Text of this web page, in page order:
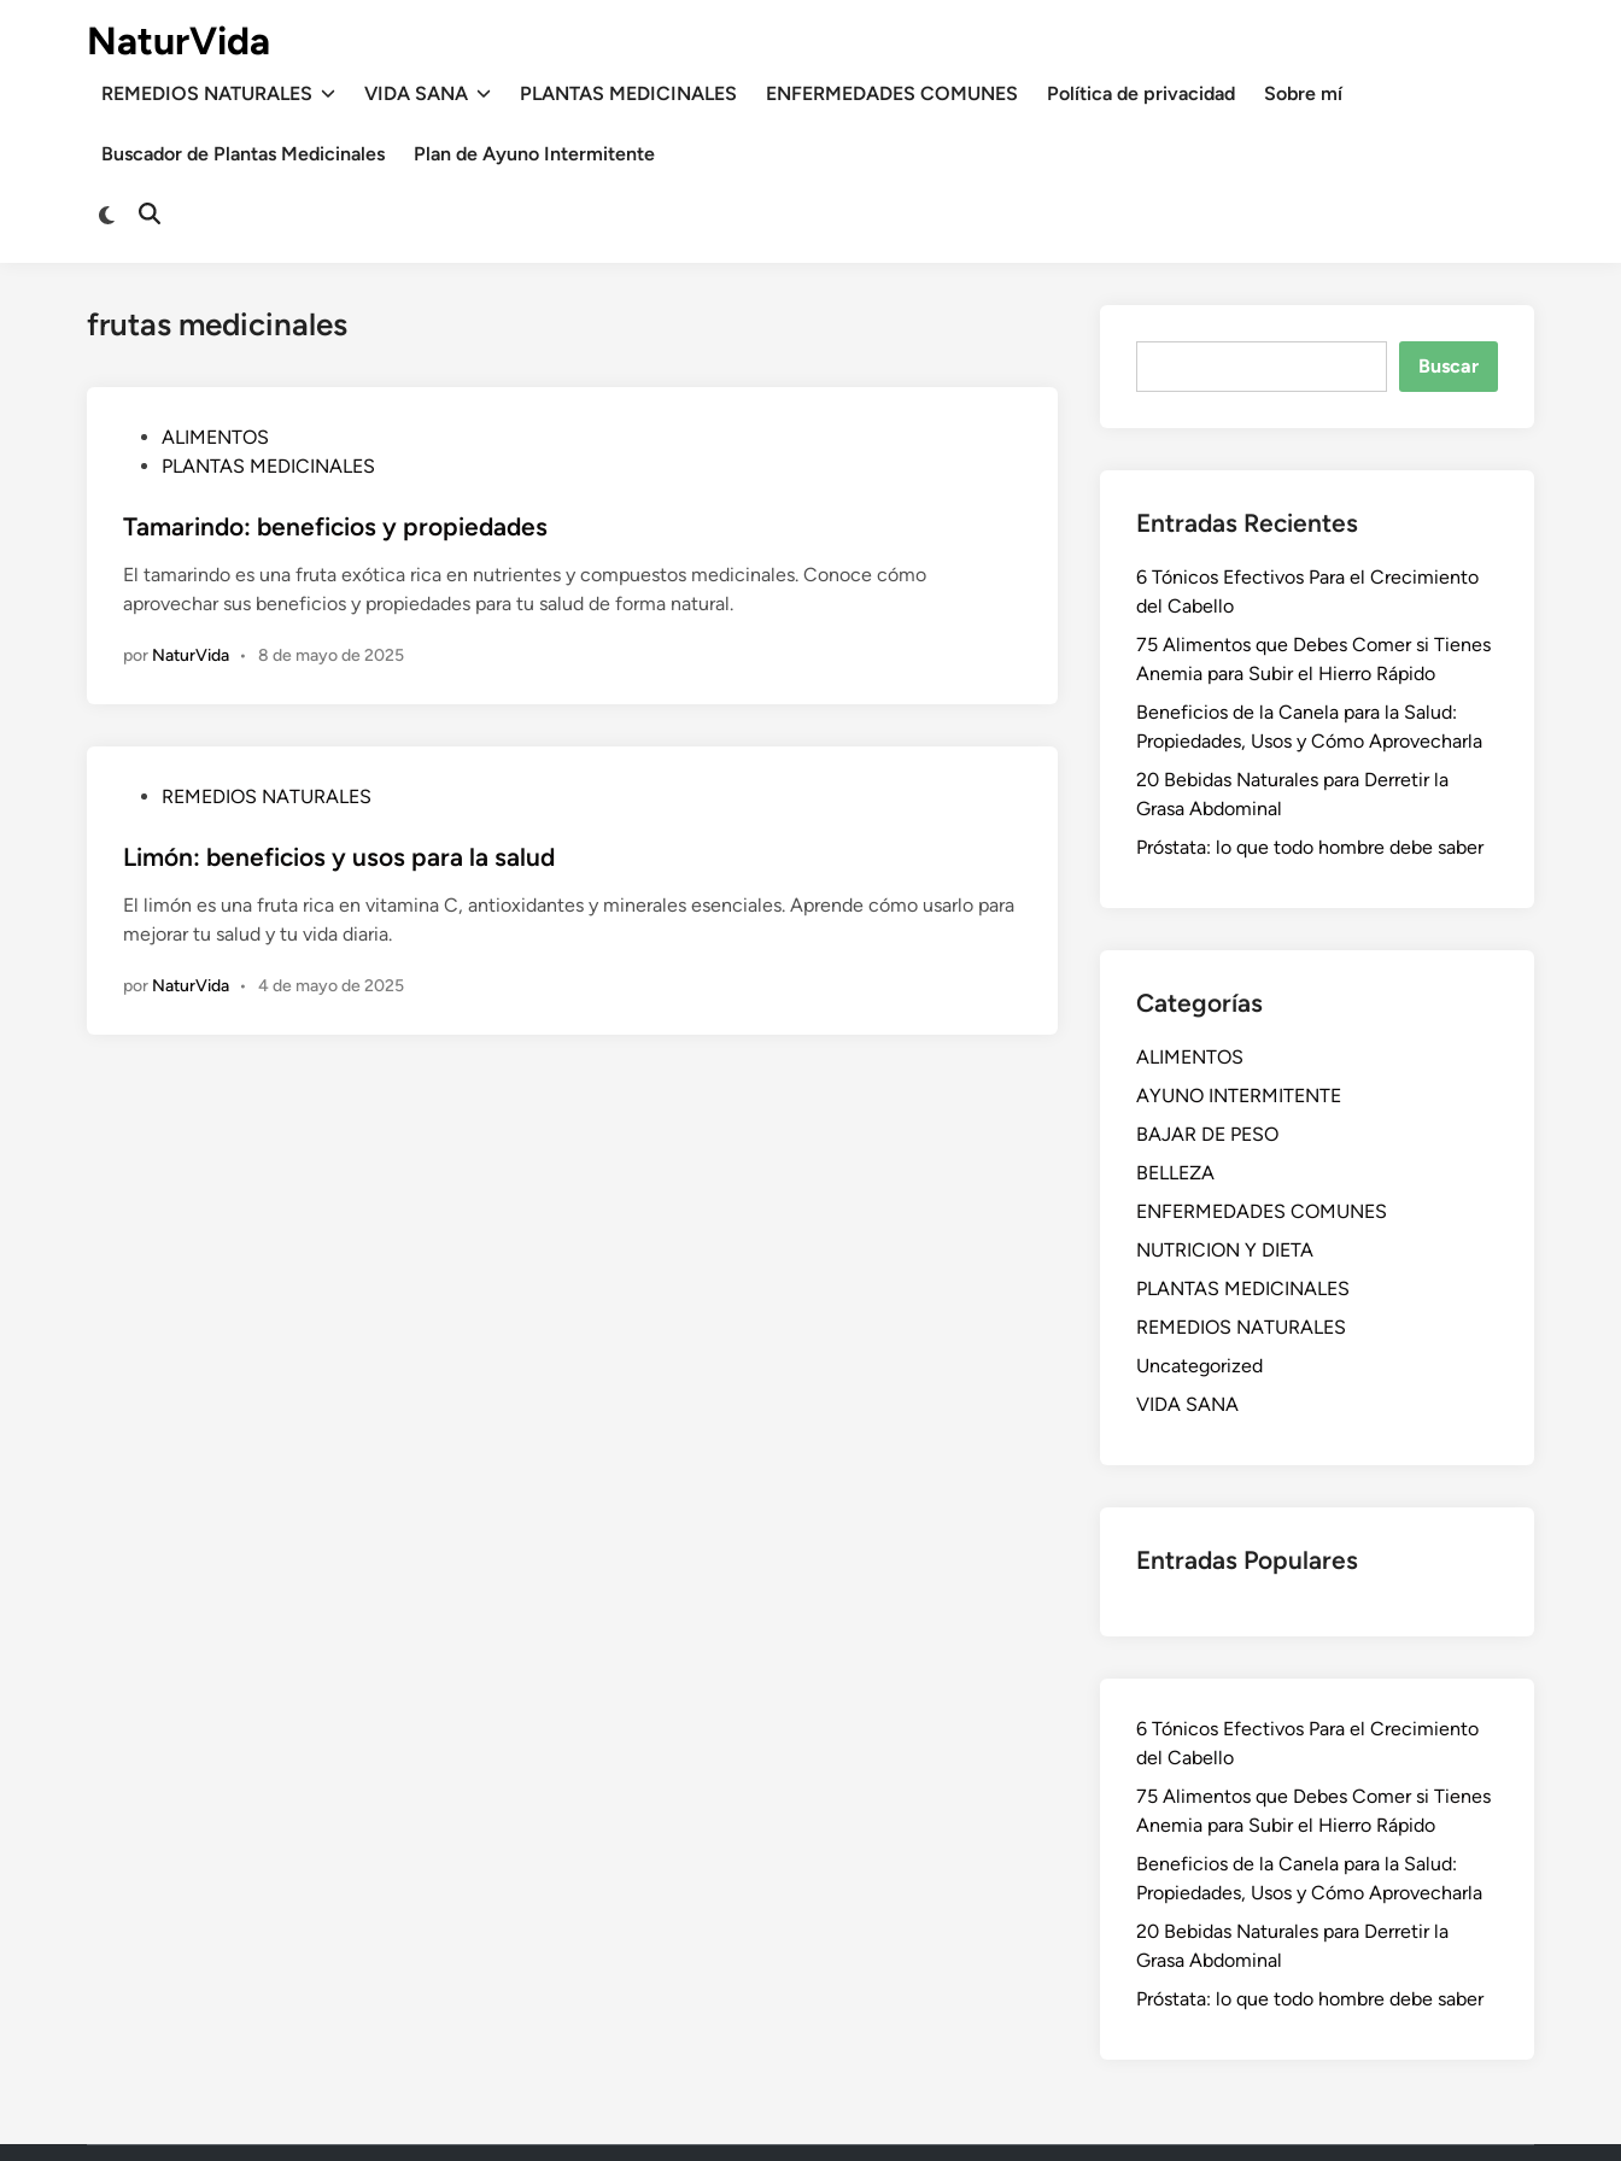
NaturVida
REMEDIOS NATURALES VIDA SANA PLANTAS MEDICINALES ENFERMEDADES COMUNES Política de privacidad Sobre mí
Buscador de Plantas Medicinales Plan de Ayuno Intermitente
Cambiar
Abrir
frutas medicinales
l
c
a
o
ALIMENTOS
PLANTAS MEDICINALES
Tamarindo: beneficios y propiedades
El tamarindo es una fruta exótica rica en nutrientes y compuestos medicinales. Conoce cómo
aprovechar sus beneficios y propiedades para tu salud de forma natural.
por NaturVida • 8 de mayo de 2025
b
i
c
d
REMEDIOS NATURALES
Limón: beneficios y usos para la salud
El limón es una fruta rica en vitamina C, antioxidantes y minerales esenciales. Aprende cómo usarlo para
mejorar tu salud y tu vida diaria.
por NaturVida • 4 de mayo de 2025
Buscar
Entradas Recientes
6 Tónicos Efectivos Para el Crecimiento
del Cabello
75 Alimentos que Debes Comer si Tienes
Anemia para Subir el Hierro Rápido
Beneficios de la Canela para la Salud:
Propiedades, Usos y Cómo Aprovecharla
20 Bebidas Naturales para Derretir la
Grasa Abdominal
Próstata: lo que todo hombre debe saber
Categorías
ALIMENTOS
AYUNO INTERMITENTE
BAJAR DE PESO
BELLEZA
ENFERMEDADES COMUNES
NUTRICION Y DIETA
PLANTAS MEDICINALES
REMEDIOS NATURALES
Uncategorized
VIDA SANA
Entradas Populares
6 Tónicos Efectivos Para el Crecimiento
del Cabello
75 Alimentos que Debes Comer si Tienes
Anemia para Subir el Hierro Rápido
Beneficios de la Canela para la Salud:
Propiedades, Usos y Cómo Aprovecharla
20 Bebidas Naturales para Derretir la
Grasa Abdominal
Próstata: lo que todo hombre debe saber